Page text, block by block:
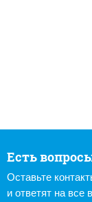
Есть
Оставьте
и ответят на все